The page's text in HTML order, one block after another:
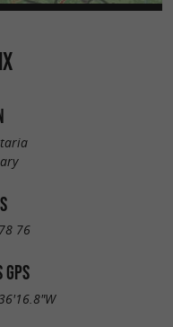
76
GPS